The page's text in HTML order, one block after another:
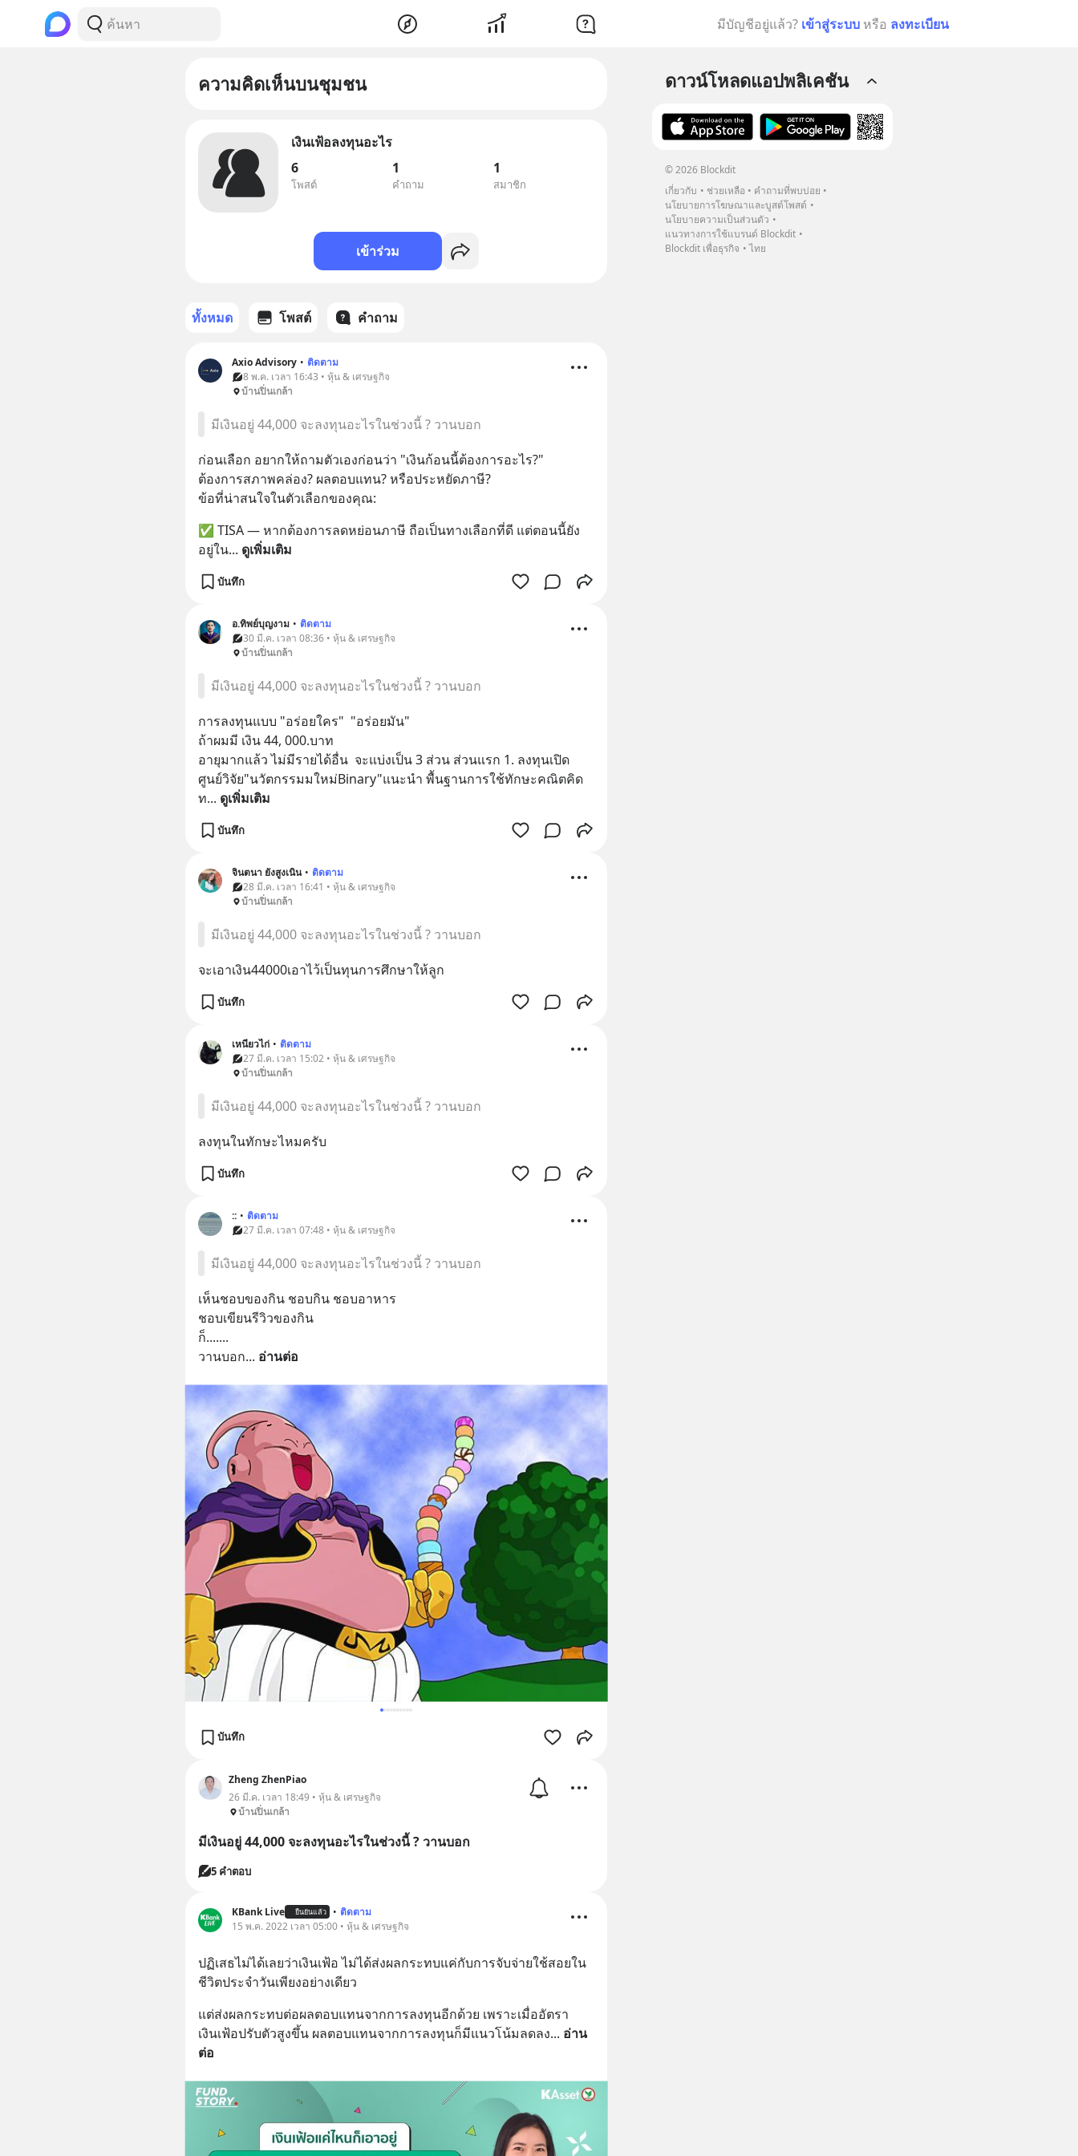
มีบัญชีอยู่แล้ว? เข้าสู่ระบบ หรือ ลงทะเบียน
ความคิดเห็นบนชุมชน
เงินเฟ้อลงทุนอะไร
6
โพสต์
1
คำถาม
1
สมาชิก
เข้าร่วม
ทั้งหมด โพสต์ คำถาม
Axio Advisory • ติดตาม
8 พ.ค. เวลา 16:43 • หุ้น & เศรษฐกิจ
บ้านปิ่นเกล้า
มีเงินอยู่ 44,000 จะลงทุนอะไรในช่วงนี้ ? วานบอก
ก่อนเลือก อยากให้ถามตัวเองก่อนว่า "เงินก้อนนี้ต้องการอะไร?"
ต้องการสภาพคล่อง? ผลตอบแทน? หรือประหยัดภาษี?
ข้อที่น่าสนใจในตัวเลือกของคุณ:
✅ TISA — หากต้องการลดหย่อนภาษี ถือเป็นทางเลือกที่ดี แต่ตอนนี้ยัง
อยู่ใน... ดูเพิ่มเติม
บันทึก
อ.ทิพย์บุญงาม • ติดตาม
30 มี.ค. เวลา 08:36 • หุ้น & เศรษฐกิจ
บ้านปิ่นเกล้า
มีเงินอยู่ 44,000 จะลงทุนอะไรในช่วงนี้ ? วานบอก
การลงทุนแบบ "อร่อยใคร"  "อร่อยมัน"
ถ้าผมมี​ เงิน​ 44, 000.บาท​
อายุมากแล้ว​ ไม่มีรายได้อื่น​  ​จะแบ่งเป็น​ 3 ส่วน​ ส่วนแรก​ 1. ลงทุนเปิด
ศูนย์วิจัย"นวัตกรรม​มใหม่​Binary"แนะนำ​ พื้นฐานการใช้ทักษะ​คณิตคิด
ท... ดูเพิ่มเติม
บันทึก
จินตนา ยังสูงเนิน • ติดตาม
28 มี.ค. เวลา 16:41 • หุ้น & เศรษฐกิจ
บ้านปิ่นเกล้า
มีเงินอยู่ 44,000 จะลงทุนอะไรในช่วงนี้ ? วานบอก
จะเอาเงิน44000เอาไว้เป็นทุนการศึกษาให้ลูก
บันทึก
เหนียวไก่ • ติดตาม
27 มี.ค. เวลา 15:02 • หุ้น & เศรษฐกิจ
บ้านปิ่นเกล้า
มีเงินอยู่ 44,000 จะลงทุนอะไรในช่วงนี้ ? วานบอก
ลงทุนในทักษะไหมครับ
บันทึก
:: • ติดตาม
27 มี.ค. เวลา 07:48 • หุ้น & เศรษฐกิจ
มีเงินอยู่ 44,000 จะลงทุนอะไรในช่วงนี้ ? วานบอก
เห็นชอบของกิน ชอบกิน ชอบอาหาร
ชอบเขียนรีวิวของกิน
ก็.......
วานบอก... อ่านต่อ
บันทึก
Zheng ZhenPiao
26 มี.ค. เวลา 18:49 • หุ้น & เศรษฐกิจ
บ้านปิ่นเกล้า
มีเงินอยู่ 44,000 จะลงทุนอะไรในช่วงนี้ ? วานบอก
5 คำตอบ
KBank Live ยืนยันแล้ว • ติดตาม
15 พ.ค. 2022 เวลา 05:00 • หุ้น & เศรษฐกิจ
ปฏิเสธไม่ได้เลยว่าเงินเฟ้อ ไม่ได้ส่งผลกระทบแค่กับการจับจ่ายใช้สอยใน
ชีวิตประจำวันเพียงอย่างเดียว
แต่ส่งผลกระทบต่อผลตอบแทนจากการลงทุนอีกด้วย เพราะเมื่ออัตรา
เงินเฟ้อปรับตัวสูงขึ้น ผลตอบแทนจากการลงทุนก็มีแนวโน้มลดลง... อ่าน
ต่อ
ดาวน์โหลดแอปพลิเคชัน
© 2026 Blockdit
เกี่ยวกับ
ช่วยเหลือ
คำถามที่พบบ่อย
นโยบายการโฆษณาและบูสต์โพสต์
นโยบายความเป็นส่วนตัว
แนวทางการใช้แบรนด์ Blockdit
Blockdit เพื่อธุรกิจ
ไทย